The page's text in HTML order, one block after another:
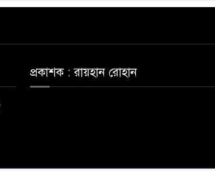
প্রকাশক : রায়হান রোহান